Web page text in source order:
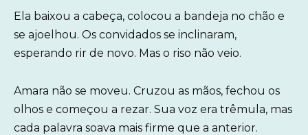
Ela baixou a cabeça, colocou a bandeja no chão e
se ajoelhou. Os convidados se inclinaram,
esperando rir de novo. Mas o riso não veio.
Amara não se moveu. Cruzou as mãos, fechou os
olhos e começou a rezar. Sua voz era trêmula, mas
cada palavra soava mais firme que a anterior.